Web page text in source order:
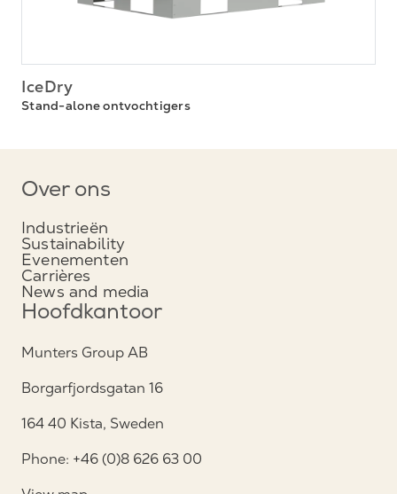
IceDry
Stand-alone ontvochtigers
Over ons
Industrieën
Sustainability
Evenementen
Carrières
News and media
Hoofdkantoor
Munters Group AB
Borgarfjordsgatan 16
164 40 Kista, Sweden
Phone: +46 (0)8 626 63 00